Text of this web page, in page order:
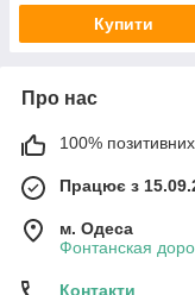
Купити
Про нас
100% позитивних
Працює з
м. Одеса
Фонтанская
Контакти